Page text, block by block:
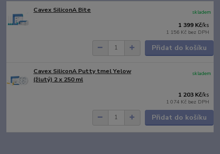
Cavex SiliconA Bite
1 399 Kč/ks
1 156 Kč bez DPH
skladem
Přidat do košíku
Cavex SiliconA Putty tmel Yelow
(žlutý) 2 x 250 ml
1 203 Kč/ks
1 074 Kč bez DPH
skladem
Přidat do košíku